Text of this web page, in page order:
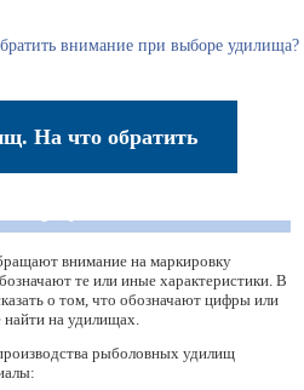
внимание при выборе удилища?
На что обратить
внимание на маркировку
те или иные характеристики. В
о том, что обозначают цифры или
на удилищах.
рыболовных удилищ